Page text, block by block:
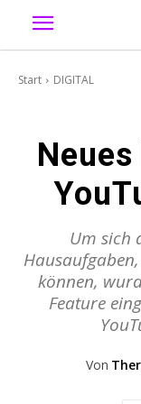
Start DIGITAL
Um sich
können,
Feature
Von